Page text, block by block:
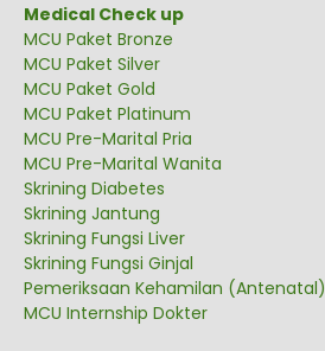
Medical Check up
MCU Paket Bronze
MCU Paket Silver
MCU Paket Gold
MCU Paket Platinum
MCU Pre-Marital Pria
MCU Pre-Marital Wanita
Skrining Diabetes
Skrining Jantung
Skrining Fungsi Liver
Skrining Fungsi Ginjal
Pemeriksaan Kehamilan (Antenatal)
MCU Internship Dokter